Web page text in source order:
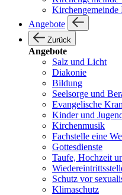
Kirchengemeinde
Angebote
Zurück
Angebote
Salz und Licht
Diakonie
Bildung
Seelsorge und
Evangelische
Kinder und
Kirchenmusik
Fachstelle eine
Gottesdienste
Taufe, Hochzeit
Schutz vor
Klimaschutz